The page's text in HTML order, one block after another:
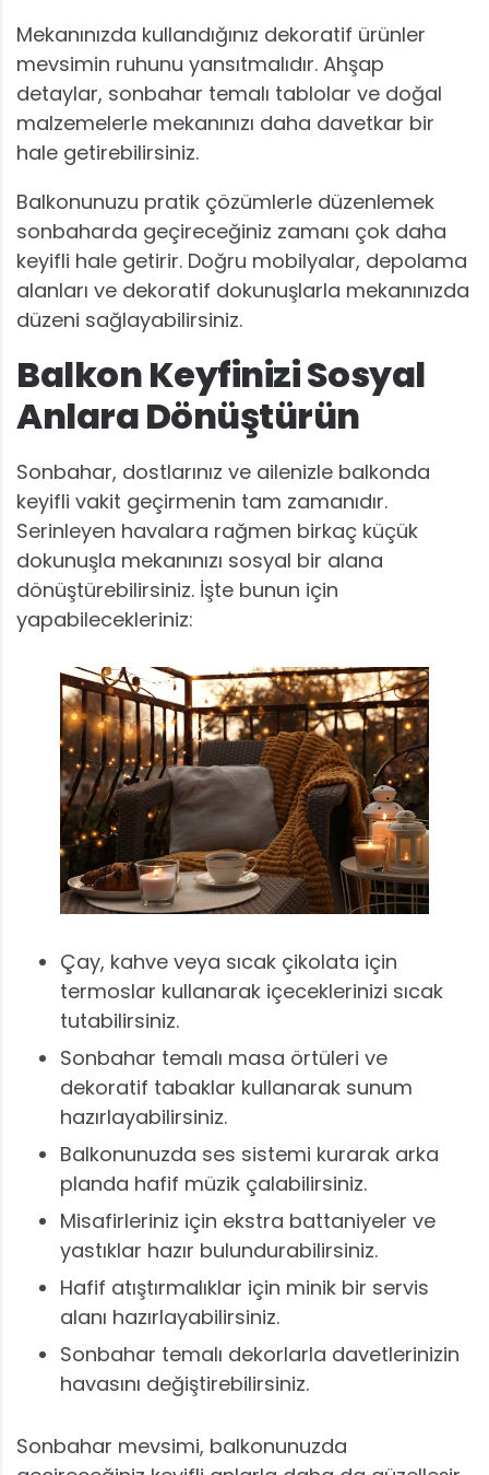
Mekanınızda kullandığınız dekoratif ürünler
mevsimin ruhunu yansıtmalıdır. Ahşap
detaylar, sonbahar temalı tablolar ve doğal
malzemelerle mekanınızı daha davetkar bir
hale getirebilirsiniz.
Balkonunuzu pratik çözümlerle düzenlemek
sonbaharda geçireceğiniz zamanı çok daha
keyifli hale getirir. Doğru mobilyalar, depolama
alanları ve dekoratif dokunuşlarla mekanınızda
düzeni sağlayabilirsiniz.
Balkon Keyfinizi Sosyal
Anlara Dönüştürün
Sonbahar, dostlarınız ve ailenizle balkonda
keyifli vakit geçirmenin tam zamanıdır.
Serinleyen havalara rağmen birkaç küçük
dokunuşla mekanınızı sosyal bir alana
dönüştürebilirsiniz. İşte bunun için
yapabilecekleriniz:
Çay, kahve veya sıcak çikolata için
termoslar kullanarak içeceklerinizi sıcak
tutabilirsiniz.
Sonbahar temalı masa örtüleri ve
dekoratif tabaklar kullanarak sunum
hazırlayabilirsiniz.
Balkonunuzda ses sistemi kurarak arka
planda hafif müzik çalabilirsiniz.
Misafirleriniz için ekstra battaniyeler ve
yastıklar hazır bulundurabilirsiniz.
Hafif atıştırmalıklar için minik bir servis
alanı hazırlayabilirsiniz.
Sonbahar temalı dekorlarla davetlerinizin
havasını değiştirebilirsiniz.
Sonbahar mevsimi, balkonunuzda